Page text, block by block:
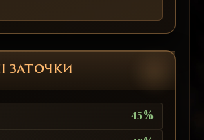
ЗАТОЧКИ
45%